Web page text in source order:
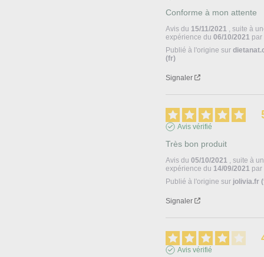
Conforme à mon attente
Avis du 15/11/2021 , suite à
expérience du06/10/2021 par
Publié à l'origine sur
(fr)
Signaler
Avis vérifié
Très bon produit
Avis du05/10/2021 , suite à
expérience du 14/09/2021 par
Publié à l'origine sur jolivia.fr
Signaler
Avis vérifié